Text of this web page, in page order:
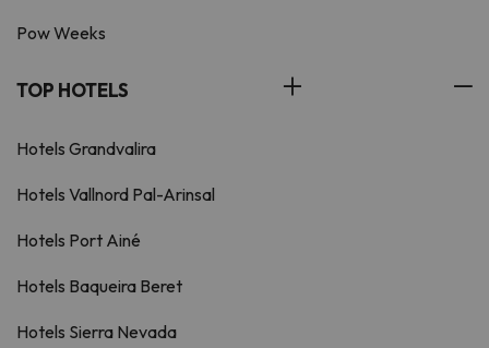
Pow Weeks
TOP HOTELS
Hotels Grandvalira
Hotels Vallnord Pal-Arinsal
Hotels Port Ainé
Hotels Baqueira Beret
Hotels Sierra Nevada